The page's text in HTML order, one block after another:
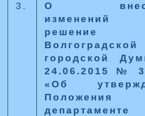
3.
О
решение
Волгоградской
городской
24.06.2015 №
«Об
департаменте